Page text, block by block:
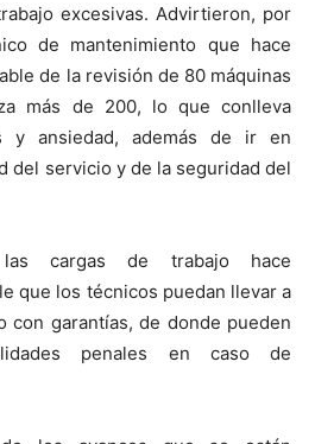
excesivas. Advirtieron, por
de mantenimiento que hace
de la revisión de 80 máquinas
más de 200, lo que conlleva
y ansiedad, además de ir en
del servicio y de la seguridad del
cargas de trabajo hace
que los técnicos puedan llevar a
con garantías, de donde pueden
penales en caso de